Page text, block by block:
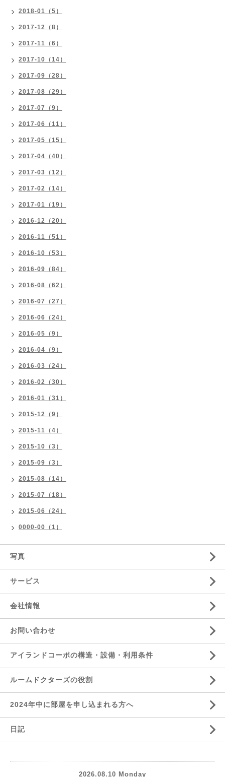
2018-01（5）
2017-12（8）
2017-11（6）
2017-10（14）
2017-09（28）
2017-08（29）
2017-07（9）
2017-06（11）
2017-05（15）
2017-04（40）
2017-03（12）
2017-02（14）
2017-01（19）
2016-12（20）
2016-11（51）
2016-10（53）
2016-09（84）
2016-08（62）
2016-07（27）
2016-06（24）
2016-05（9）
2016-04（9）
2016-03（24）
2016-02（30）
2016-01（31）
2015-12（9）
2015-11（4）
2015-10（3）
2015-09（3）
2015-08（14）
2015-07（18）
2015-06（24）
0000-00（1）
写真
サービス
会社情報
お問い合わせ
アイランドコーポの構造・設備・利用条件
ルームドクターズの役割
2024年中に部屋を申し込まれる方へ
日記
2026.08.10 Monday